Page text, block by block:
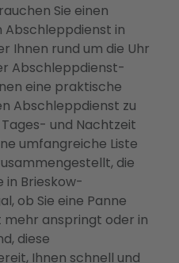
Sie einen
in
Ihnen rund um die Uhr
Abschleppdienst-
eine praktische
Abschleppdienst zu
und Nachtzeit
umfangreiche Liste
die
in Brieskow-
ob Sie eine Panne
mehr anspringt oder in
diese
Ihnen schnell und